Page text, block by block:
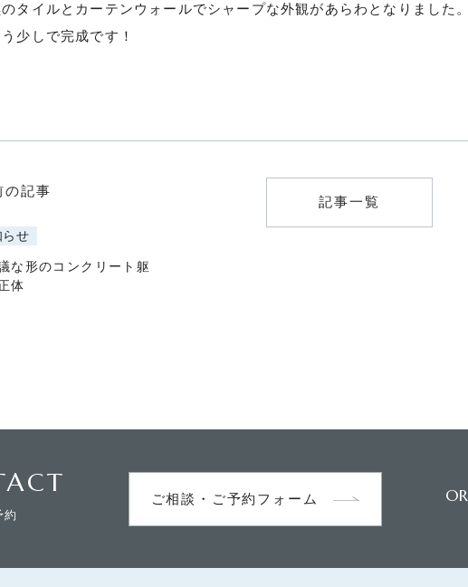
タイルとカーテンウォールでシャープな外観があらわとなりました。
う少しで完成です！
の記事
らせ
な形のコンクリート躯
体
記事一覧
約
ご相談・ご予約フォーム OR